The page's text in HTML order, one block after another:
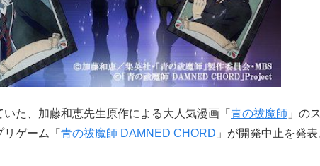
た、加藤和恵先生原作による大人気漫画「 青の祓魔師 」のス
ゲーム「 青の祓魔師 DAMNED CHORD 」が開発中止を発表